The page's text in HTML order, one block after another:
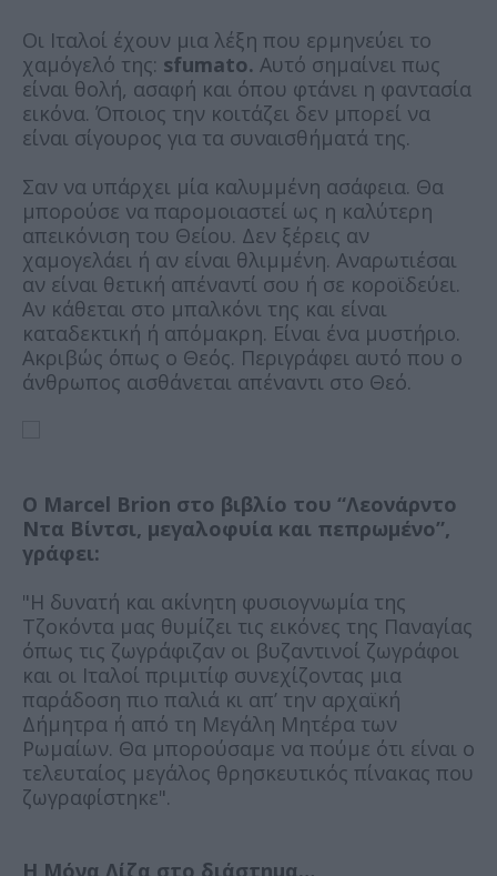
Οι Ιταλοί έχουν μια λέξη που ερμηνεύει το
χαμόγελό της: sfumato. Αυτό σημαίνει πως
είναι θολή, ασαφή και όπου φτάνει η φαντασία
εικόνα. Όποιος την κοιτάζει δεν μπορεί να
είναι σίγουρος για τα συναισθήματά της.
Σαν να υπάρχει μία καλυμμένη ασάφεια. Θα
μπορούσε να παρομοιαστεί ως η καλύτερη
απεικόνιση του Θείου. Δεν ξέρεις αν
χαμογελάει ή αν είναι θλιμμένη. Αναρωτιέσαι
αν είναι θετική απέναντί σου ή σε κοροϊδεύει.
Αν κάθεται στο μπαλκόνι της και είναι
καταδεκτική ή απόμακρη. Είναι ένα μυστήριο.
Ακριβώς όπως ο Θεός. Περιγράφει αυτό που ο
άνθρωπος αισθάνεται απέναντι στο Θεό.
Ο Marcel Brion στο βιβλίο του “Λεονάρντο
Ντα Βίντσι, μεγαλοφυία και πεπρωμένο”,
γράφει:
"Η δυνατή και ακίνητη φυσιογνωμία της
Τζοκόντα μας θυμίζει τις εικόνες της Παναγίας
όπως τις ζωγράφιζαν οι βυζαντινοί ζωγράφοι
και οι Ιταλοί πριμιτίφ συνεχίζοντας μια
παράδοση πιο παλιά κι απʼ την αρχαϊκή
Δήμητρα ή από τη Μεγάλη Μητέρα των
Ρωμαίων. Θα μπορούσαμε να πούμε ότι είναι ο
τελευταίος μεγάλος θρησκευτικός πίνακας που
ζωγραφίστηκε".
Η Μόνα Λίζα στο διάστημα…